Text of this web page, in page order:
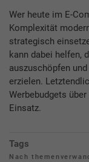
Wer heute im E-
Komplexität
strategisch
kann dabei helfen,
auszuschöpfen
erzielen.
Werbebudgets
Einsatz.
Tags
Nach